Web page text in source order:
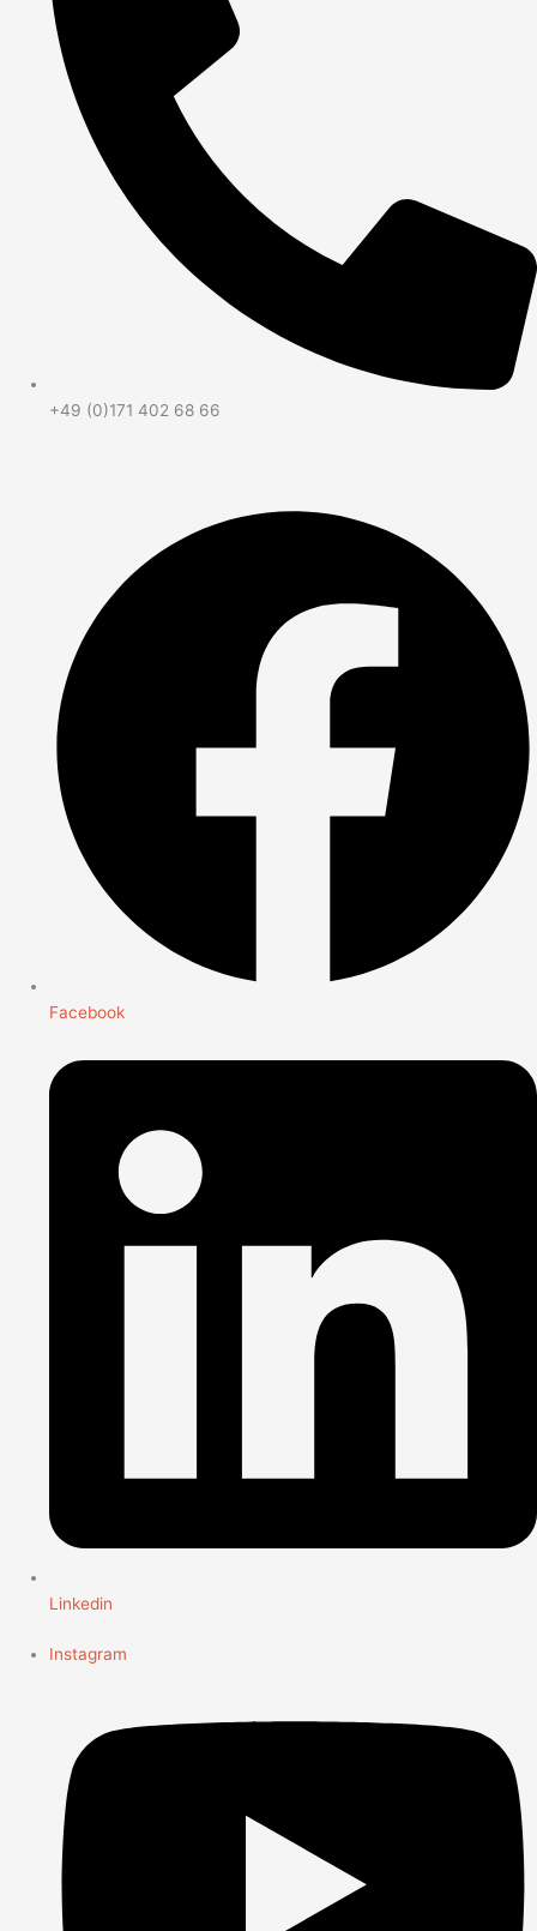
+49 (0)171 402 68 66
Facebook
Linkedin
Instagram